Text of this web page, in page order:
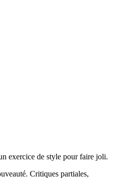
exercice de style pour faire joli.
Critiques partiales,